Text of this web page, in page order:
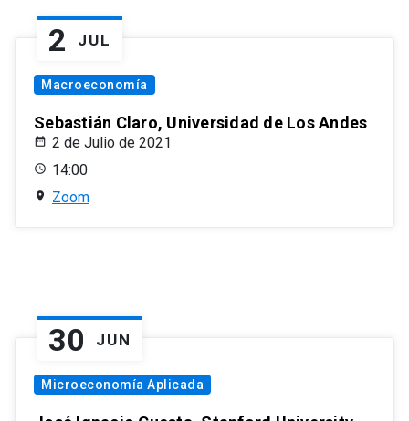
2 JUL
Macroeconomía
Sebastián Claro, Universidad de Los Andes
2 de Julio de 2021
14:00
Zoom
30 JUN
Microeconomía Aplicada